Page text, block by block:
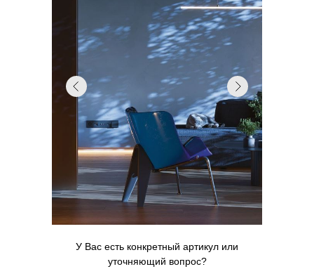
У Вас есть конкретный артикул или
уточняющий вопрос?